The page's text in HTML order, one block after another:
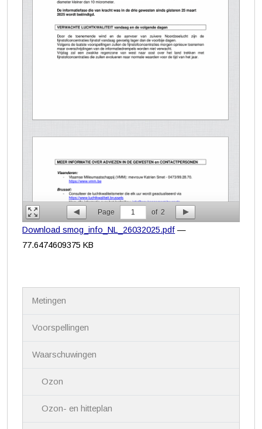
Page 1 of 2
Download smog_info_NL_26032025.pdf —
77.6474609375 KB
Metingen
Voorspellingen
Waarschuwingen
Ozon
Ozon- en hitteplan